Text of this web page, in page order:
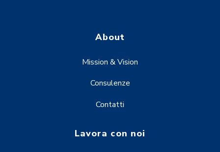
About
Mission & Vision
Consulenze
Contatti
Lavora con noi